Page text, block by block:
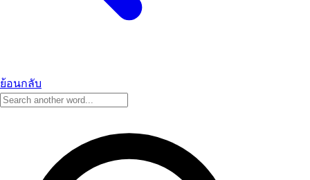
ย้อนกลับ